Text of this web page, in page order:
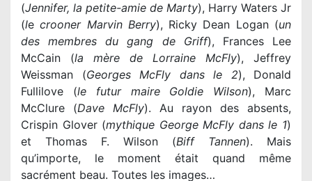
(Jennifer, la petite-amie de Marty), Harry Waters Jr
(le crooner Marvin Berry), Ricky Dean Logan (un
des membres du gang de Griff), Frances Lee
McCain (la mère de Lorraine McFly), Jeffrey
Weissman (Georges McFly dans le 2), Donald
Fullilove (le futur maire Goldie Wilson), Marc
McClure (Dave McFly). Au rayon des absents,
Crispin Glover (mythique George McFly dans le 1)
et Thomas F. Wilson (Biff Tannen). Mais
qu’importe, le moment était quand même
sacrément beau. Toutes les images…